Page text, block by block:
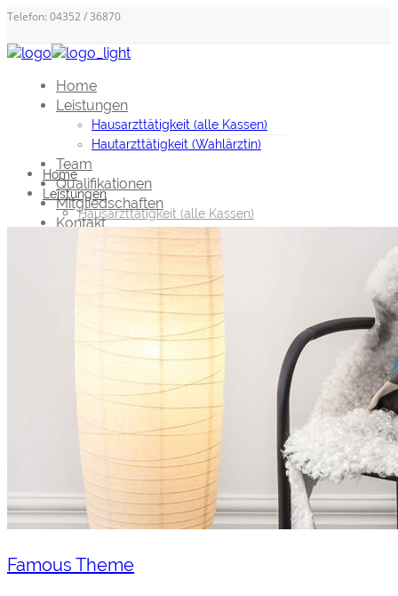
Telefon: 04352 / 36870
Home
Leistungen
Hausarzttätigkeit (alle Kassen)
Hautarzttätigkeit (Wahlärztin)
Team
Qualifikationen
Mitgliedschaften
Kontakt
Home
Leistungen
Hausarzttätigkeit (alle Kassen)
Mitgliedschaften
Datenschutz
Famous Theme